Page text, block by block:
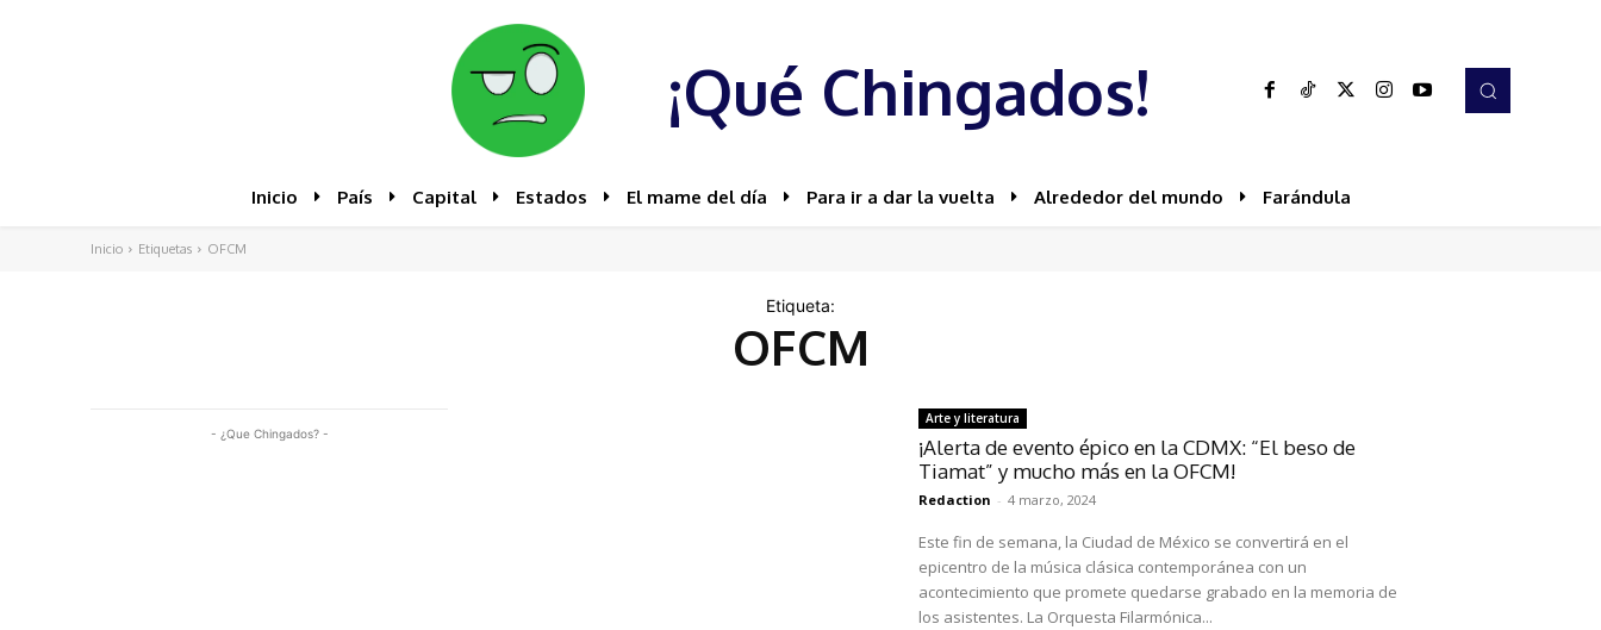
¡Qué Chingados!
Inicio País Capital Estados El mame del día Para ir a dar la vuelta Alrededor del mundo Farándula
Inicio Etiquetas OFCM
Etiqueta:
OFCM
- ¿Que Chingados? -
Arte y literatura
¡Alerta de evento épico en la CDMX: “El beso de
Tiamat” y mucho más en la OFCM!
Redaction - 4 marzo, 2024
Este fin de semana, la Ciudad de México se convertirá en el
epicentro de la música clásica contemporánea con un
acontecimiento que promete quedarse grabado en la memoria de
los asistentes. La Orquesta Filarmónica...